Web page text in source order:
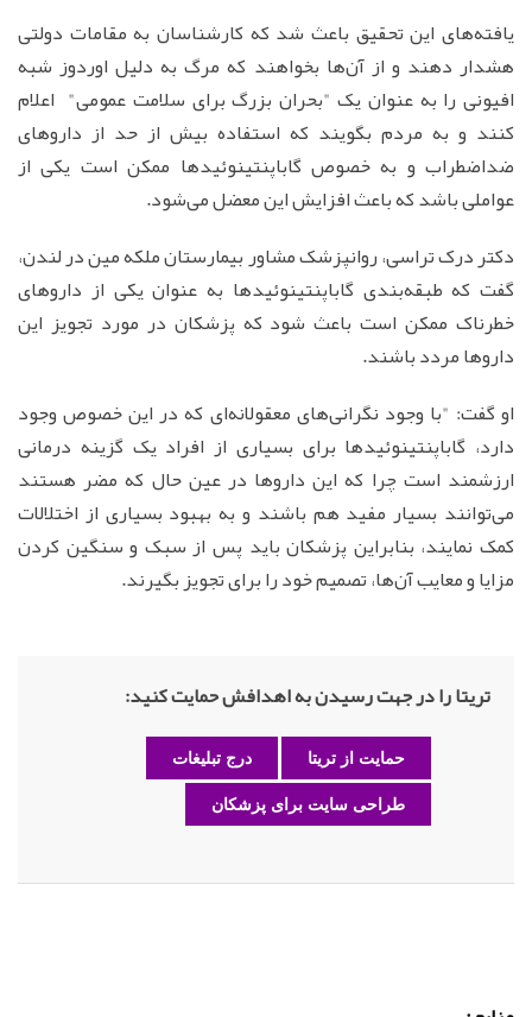
یافته‌های این تحقیق باعث شد که کارشناسان به مقامات دولتی
هشدار دهند و از آن‌ها بخواهند که مرگ به دلیل اوردوز شبه
افیونی را به عنوان یک "بحران بزرگ برای سلامت عمومی" اعلام
کنند و به مردم بگویند که استفاده بیش از حد از داروهای
ضداضطراب و به خصوص گاباپنتینوئیدها ممکن است یکی از
عواملی باشد که باعث افزایش این معضل می‌شود.
دکتر درک تراسی، روانپزشک مشاور بیمارستان ملکه مین در لندن،
گفت که طبقه‌بندی گاباپنتینوئیدها به عنوان یکی از داروهای
خطرناک ممکن است باعث شود که پزشکان در مورد تجویز این
داروها مردد باشند.
او گفت: "با وجود نگرانی‌های معقولانه‌ای که در این خصوص وجود
دارد، گاباپنتینوئیدها برای بسیاری از افراد یک گزینه درمانی
ارزشمند است چرا که این داروها در عین حال که مضر هستند
می‌توانند بسیار مفید هم باشند و به بهبود بسیاری از اختلالات
کمک نمایند، بنابراین پزشکان باید پس از سبک و سنگین کردن
مزایا و معایب آن‌ها، تصمیم خود را برای تجویز بگیرند.
تریتا را در جهت رسیدن به اهدافش حمایت کنید:
حمایت از تریتا درج تبلیغات
طراحی سایت برای پزشکان